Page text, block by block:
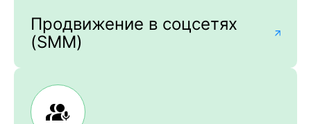
Продвижение в соцсетях
(SMM)